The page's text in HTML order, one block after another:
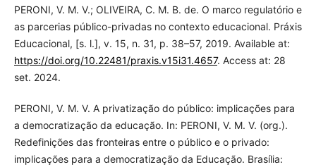
PERONI, V. M. V.; OLIVEIRA, C. M. B. de. O marco regulatório e
as parcerias público-privadas no contexto educacional. Práxis
Educacional, [s. l.], v. 15, n. 31, p. 38–57, 2019. Available at:
https://doi.org/10.22481/praxis.v15i31.4657. Access at: 28
set. 2024.
PERONI, V. M. V. A privatização do público: implicações para
a democratização da educação. In: PERONI, V. M. V. (org.).
Redefinições das fronteiras entre o público e o privado:
implicações para a democratização da Educação. Brasília: